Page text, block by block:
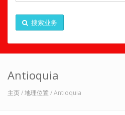
搜索业务
Antioquia
主页/地理位置 / Antioquia